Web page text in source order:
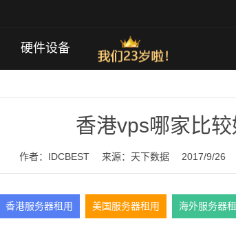
硬件设备
香港vps哪家比较
作者：IDCBEST 来源： 天下数据 2017/9/26
香港服务器租用 美国服务器租用 海外服务器